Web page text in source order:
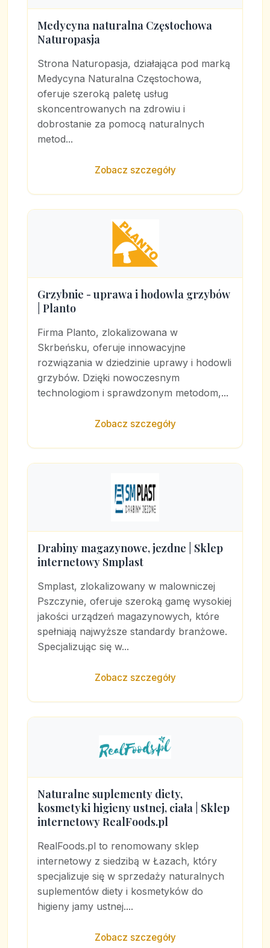
Medycyna naturalna Częstochowa
Naturopasja
Strona Naturopasja, działająca pod marką
Medycyna Naturalna Częstochowa,
oferuje szeroką paletę usług
skoncentrowanych na zdrowiu i
dobrostanie za pomocą naturalnych
metod...
Zobacz szczegóły
Grzybnie - uprawa i hodowla grzybów
| Planto
Firma Planto, zlokalizowana w
Skrbeńsku, oferuje innowacyjne
rozwiązania w dziedzinie uprawy i hodowli
grzybów. Dzięki nowoczesnym
technologiom i sprawdzonym metodom,...
Zobacz szczegóły
Drabiny magazynowe, jezdne | Sklep
internetowy Smplast
Smplast, zlokalizowany w malowniczej
Pszczynie, oferuje szeroką gamę wysokiej
jakości urządzeń magazynowych, które
spełniają najwyższe standardy branżowe.
Specjalizując się w...
Zobacz szczegóły
Naturalne suplementy diety,
kosmetyki higieny ustnej, ciała | Sklep
internetowy RealFoods.pl
RealFoods.pl to renomowany sklep
internetowy z siedzibą w Łazach, który
specjalizuje się w sprzedaży naturalnych
suplementów diety i kosmetyków do
higieny jamy ustnej....
Zobacz szczegóły